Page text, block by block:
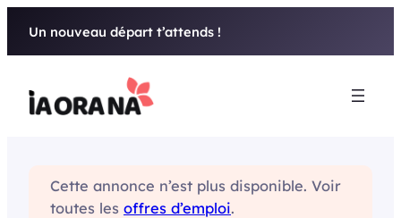
Un nouveau départ t’attends !
Cette annonce n’est plus disponible. Voir
toutes les offres d’emploi.